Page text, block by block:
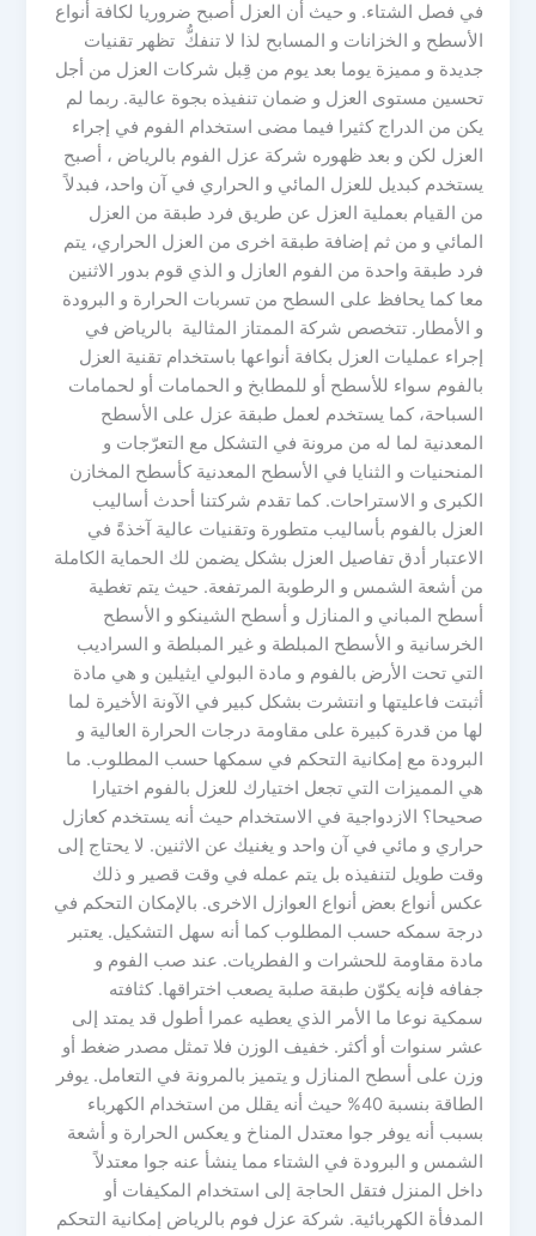
في فصل الشتاء. و حيث أن العزل أصبح ضروريا لكافة أنواع
الأسطح و الخزانات و المسابح لذا لا تنفكُّ تظهر تقنيات
جديدة و مميزة يوما بعد يوم من قِبل شركات العزل من أجل
تحسين مستوى العزل و ضمان تنفيذه بجوة عالية. ربما لم
يكن من الدراج كثيرا فيما مضى استخدام الفوم في إجراء
العزل لكن و بعد ظهوره شركة عزل الفوم بالرياض ، أصبح
يستخدم كبديل للعزل المائي و الحراري في آن واحد، فبدلاً
من القيام بعملية العزل عن طريق فرد طبقة من العزل
المائي و من ثم إضافة طبقة اخرى من العزل الحراري، يتم
فرد طبقة واحدة من الفوم العازل و الذي قوم بدور الاثنين
معا كما يحافظ على السطح من تسربات الحرارة و البرودة
و الأمطار. تتخصص شركة الممتاز المثالية بالرياض في
إجراء عمليات العزل بكافة أنواعها باستخدام تقنية العزل
بالفوم سواء للأسطح أو للمطابخ و الحمامات أو لحمامات
السباحة، كما يستخدم لعمل طبقة عزل على الأسطح
المعدنية لما له من مرونة في التشكل مع التعرّجات و
المنحنيات و الثنايا في الأسطح المعدنية كأسطح المخازن
الكبرى و الاستراحات. كما تقدم شركتنا أحدث أساليب
العزل بالفوم بأساليب متطورة وتقنيات عالية آخذةً في
الاعتبار أدق تفاصيل العزل بشكل يضمن لك الحماية الكاملة
من أشعة الشمس و الرطوبة المرتفعة. حيث يتم تغطية
أسطح المباني و المنازل و أسطح الشينكو و الأسطح
الخرسانية و الأسطح المبلطة و غير المبلطة و السراديب
التي تحت الأرض بالفوم و مادة البولي ايثيلين و هي مادة
أثبتت فاعليتها و انتشرت بشكل كبير في الآونة الأخيرة لما
لها من قدرة كبيرة على مقاومة درجات الحرارة العالية و
البرودة مع إمكانية التحكم في سمكها حسب المطلوب. ما
هي المميزات التي تجعل اختيارك للعزل بالفوم اختيارا
صحيحا؟ الازدواجية في الاستخدام حيث أنه يستخدم كعازل
حراري و مائي في آن واحد و يغنيك عن الاثنين. لا يحتاج إلى
وقت طويل لتنفيذه بل يتم عمله في وقت قصير و ذلك
عكس أنواع بعض أنواع العوازل الاخرى. بالإمكان التحكم في
درجة سمكه حسب المطلوب كما أنه سهل التشكيل. يعتبر
مادة مقاومة للحشرات و الفطريات. عند صب الفوم و
جفافه فإنه يكوّن طبقة صلبة يصعب اختراقها. كثافته
سمكية نوعا ما الأمر الذي يعطيه عمرا أطول قد يمتد إلى
عشر سنوات أو أكثر. خفيف الوزن فلا تمثل مصدر ضغط أو
وزن على أسطح المنازل و يتميز بالمرونة في التعامل. يوفر
الطاقة بنسبة 40% حيث أنه يقلل من استخدام الكهرباء
بسبب أنه يوفر جوا معتدل المناخ و يعكس الحرارة و أشعة
الشمس و البرودة في الشتاء مما ينشأ عنه جوا معتدلاً
داخل المنزل فتقل الحاجة إلى استخدام المكيفات أو
المدفأة الكهربائية. شركة عزل فوم بالرياض إمكانية التحكم